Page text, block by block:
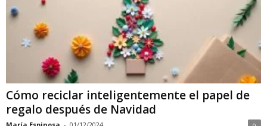
Cómo reciclar inteligentemente el papel de
regalo después de Navidad